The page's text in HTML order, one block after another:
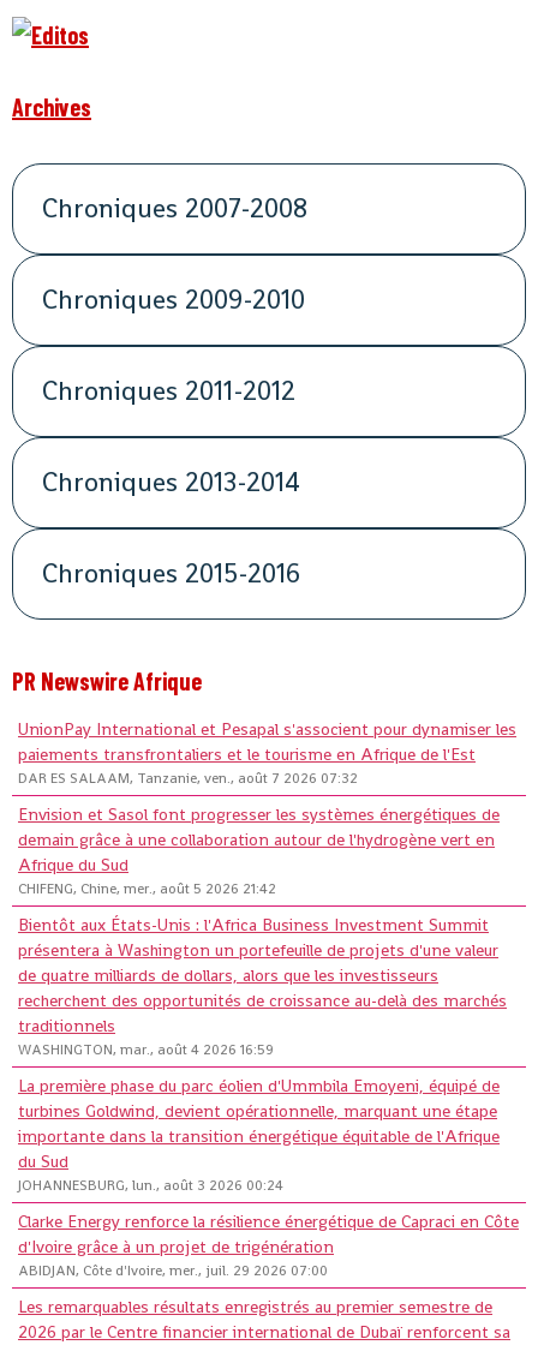
Archives
Chroniques 2007-2008
Chroniques 2009-2010
Chroniques 2011-2012
Chroniques 2013-2014
Chroniques 2015-2016
PR Newswire Afrique
UnionPay International et Pesapal s'associent pour dynamiser les
paiements transfrontaliers et le tourisme en Afrique de l'Est
DAR ES SALAAM, Tanzanie, ven., août 7 2026 07:32
Envision et Sasol font progresser les systèmes énergétiques de
demain grâce à une collaboration autour de l'hydrogène vert en
Afrique du Sud
CHIFENG, Chine, mer., août 5 2026 21:42
Bientôt aux États-Unis : l'Africa Business Investment Summit
présentera à Washington un portefeuille de projets d'une valeur
de quatre milliards de dollars, alors que les investisseurs
recherchent des opportunités de croissance au-delà des marchés
traditionnels
WASHINGTON, mar., août 4 2026 16:59
La première phase du parc éolien d'Ummbila Emoyeni, équipé de
turbines Goldwind, devient opérationnelle, marquant une étape
importante dans la transition énergétique équitable de l'Afrique
du Sud
JOHANNESBURG, lun., août 3 2026 00:24
Clarke Energy renforce la résilience énergétique de Capraci en Côte
d'Ivoire grâce à un projet de trigénération
ABIDJAN, Côte d'Ivoire, mer., juil. 29 2026 07:00
Les remarquables résultats enregistrés au premier semestre de
2026 par le Centre financier international de Dubaï renforcent sa